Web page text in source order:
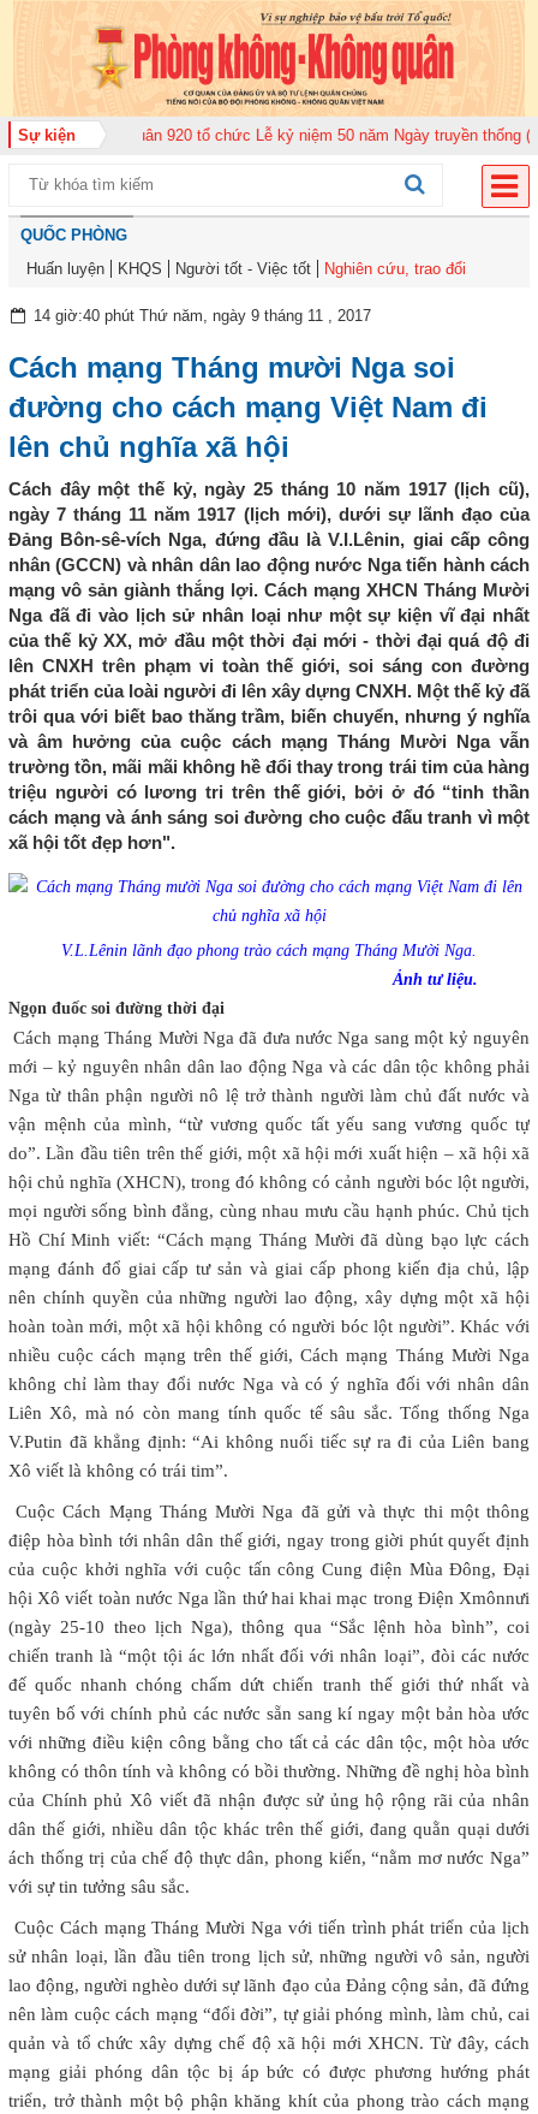
Sự kiện
đoàn Không quân 920 tổ chức Lễ kỷ niệm 50 năm Ngày truyền thống (12-
QUỐC PHÒNG
Huấn luyện
KHQS Người tốt - Việc tốt Nghiên cứu, trao đổi
14 giờ:40 phút Thứ năm, ngày 9 tháng 11 , 2017
Cách mạng Tháng mười Nga soi
đường cho cách mạng Việt Nam đi
lên chủ nghĩa xã hội
Cách đây một thế kỷ, ngày 25 tháng 10 năm 1917 (lịch cũ),
ngày 7 tháng 11 năm 1917 (lịch mới), dưới sự lãnh đạo của
Đảng Bôn-sê-vích Nga, đứng đầu là V.I.Lênin, giai cấp công
nhân (GCCN) và nhân dân lao động nước Nga tiến hành cách
mạng vô sản giành thắng lợi. Cách mạng XHCN Tháng Mười
Nga đã đi vào lịch sử nhân loại như một sự kiện vĩ đại nhất
của thế kỷ XX, mở đầu một thời đại mới - thời đại quá độ đi
lên CNXH trên phạm vi toàn thế giới, soi sáng con đường
phát triển của loài người đi lên xây dựng CNXH. Một thế kỷ đã
trôi qua với biết bao thăng trầm, biến chuyển, nhưng ý nghĩa
và âm hưởng của cuộc cách mạng Tháng Mười Nga vẫn
trường tồn, mãi mãi không hề đổi thay trong trái tim của hàng
triệu người có lương tri trên thế giới, bởi ở đó “tinh thần
cách mạng và ánh sáng soi đường cho cuộc đấu tranh vì một
xã hội tốt đẹp hơn".
V.L.Lênin lãnh đạo phong trào cách mạng Tháng Mười Nga.
Ảnh tư liệu.
Ngọn đuốc soi đường thời đại
Cách mạng Tháng Mười Nga đã đưa nước Nga sang một kỷ nguyên
mới – kỷ nguyên nhân dân lao động Nga và các dân tộc không phải
Nga từ thân phận người nô lệ trở thành người làm chủ đất nước và
vận mệnh của mình, “từ vương quốc tất yếu sang vương quốc tự
do”. Lần đầu tiên trên thế giới, một xã hội mới xuất hiện – xã hội xã
hội chủ nghĩa (XHCN), trong đó không có cảnh người bóc lột người,
mọi người sống bình đẳng, cùng nhau mưu cầu hạnh phúc. Chủ tịch
Hồ Chí Minh viết: “Cách mạng Tháng Mười đã dùng bạo lực cách
mạng đánh đổ giai cấp tư sản và giai cấp phong kiến địa chủ, lập
nên chính quyền của những người lao động, xây dựng một xã hội
hoàn toàn mới, một xã hội không có người bóc lột người”. Khác với
nhiều cuộc cách mạng trên thế giới, Cách mạng Tháng Mười Nga
không chỉ làm thay đổi nước Nga và có ý nghĩa đối với nhân dân
Liên Xô, mà nó còn mang tính quốc tế sâu sắc. Tổng thống Nga
V.Putin đã khẳng định: “Ai không nuối tiếc sự ra đi của Liên bang
Xô viết là không có trái tim”.
Cuộc Cách Mạng Tháng Mười Nga đã gửi và thực thi một thông
điệp hòa bình tới nhân dân thế giới, ngay trong giời phút quyết định
của cuộc khởi nghĩa với cuộc tấn công Cung điện Mùa Đông, Đại
hội Xô viết toàn nước Nga lần thứ hai khai mạc trong Điện Xmônnưi
(ngày 25-10 theo lịch Nga), thông qua “Sắc lệnh hòa bình”, coi
chiến tranh là “một tội ác lớn nhất đối với nhân loại”, đòi các nước
đế quốc nhanh chóng chấm dứt chiến tranh thế giới thứ nhất và
tuyên bố với chính phủ các nước sẵn sang kí ngay một bản hòa ước
với những điều kiện công bằng cho tất cả các dân tộc, một hòa ước
không có thôn tính và không có bồi thường. Những đề nghị hòa bình
của Chính phủ Xô viết đã nhận được sử ủng hộ rộng rãi của nhân
dân thế giới, nhiều dân tộc khác trên thế giới, đang quằn quại dưới
ách thống trị của chế độ thực dân, phong kiến, “nằm mơ nước Nga”
với sự tin tưởng sâu sắc.
Cuộc Cách mạng Tháng Mười Nga với tiến trình phát triển của lịch
sử nhân loại, lần đầu tiên trong lịch sử, những người vô sản, người
lao động, người nghèo dưới sự lãnh đạo của Đảng cộng sản, đã đứng
nên làm cuộc cách mạng “đổi đời”, tự giải phóng mình, làm chủ, cai
quản và tổ chức xây dựng chế độ xã hội mới XHCN. Từ đây, cách
mạng giải phóng dân tộc bị áp bức có được phương hướng phát
triển, trở thành một bộ phận khăng khít của phong trào cách mạng